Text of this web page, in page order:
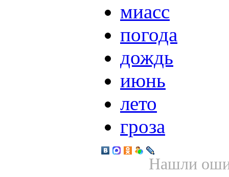
миасс
погода
дождь
июнь
лето
гроза
Нашли